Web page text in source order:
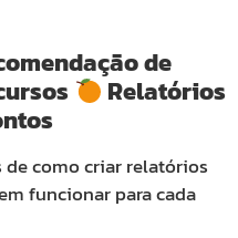
de
Relatórios
de como criar relatórios
funcionar para cada